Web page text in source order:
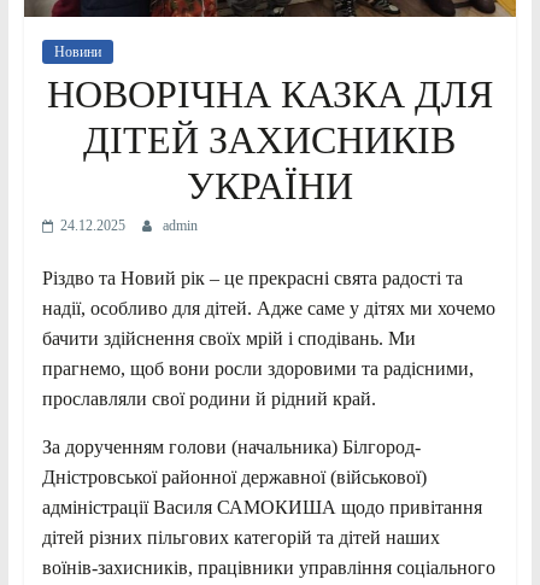
Новини
НОВОРІЧНА КАЗКА ДЛЯ
ДІТЕЙ ЗАХИСНИКІВ
УКРАЇНИ
24.12.2025 admin
Різдво та Новий рік – це прекрасні свята радості та
надії, особливо для дітей. Адже саме у дітях ми хочемо
бачити здійснення своїх мрій і сподівань. Ми
прагнемо, щоб вони росли здоровими та радісними,
прославляли свої родини й рідний край.
За дорученням голови (начальника) Білгород-
Дністровської районної державної (військової)
адміністрації Василя САМОКИША щодо привітання
дітей різних пільгових категорій та дітей наших
воїнів-захисників, працівники управління соціального